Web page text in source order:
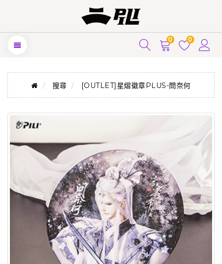
0 0
搜尋 [OUTLET]星熠徽章PLUS-問奈何